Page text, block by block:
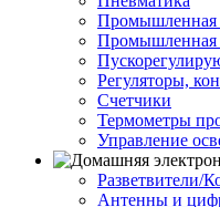
Промышленная
Промышленная
Регуляторы,
Счетчики
Термометры
Управление
Разветвители/
Антенны и